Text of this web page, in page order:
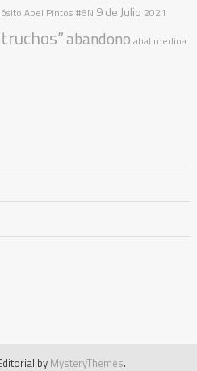
Abel Pintos #8N 9 de Julio 2021
abandono abal medina
by MysteryThemes.